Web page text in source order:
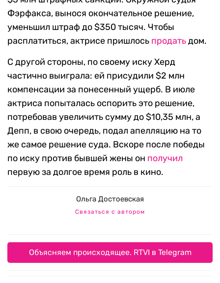
Фэрфакса, вынося окончательное решение,
уменьшил штраф до $350 тысяч. Чтобы
расплатиться, актрисе пришлось продатьдом.
С другой стороны, по своему иску Херд
частично выиграла: ей присудили $2 млн
компенсации за понесенный ущерб. В июле
актриса попыталась оспорить это решение,
потребовав увеличить сумму до $10,35 млн, а
Депп, в свою очередь, подал апелляцию на то
же самое решение суда. Вскоре после победы
по иску против бывшей жены он получил
первую за долгое время роль в кино.
Ольга Достоевская
Связаться с автором
Объясняем происходящее. RTVI в Telegram